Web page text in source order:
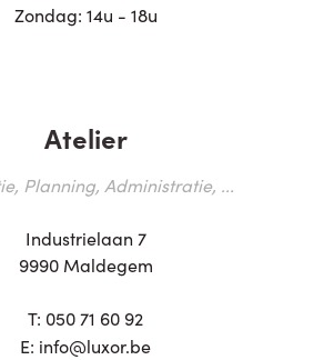
Zondag: 14u - 18u
Atelier
Planning, Administratie, ...
Industrielaan 7
9990 Maldegem
T: 050 71 60 92
E: info@luxor.be